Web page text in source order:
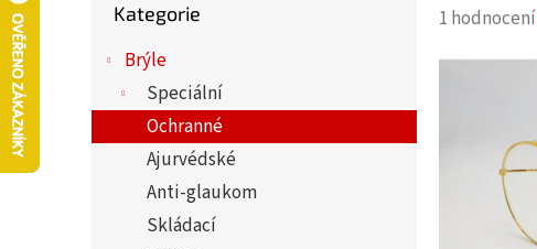
n
n
kategorie
Kategorie
Brýle
Speciální
Ochranné
Ajurvédské
Anti-glaukom
Skládací
Průměrné
hvězdiček.
1 hodnocení